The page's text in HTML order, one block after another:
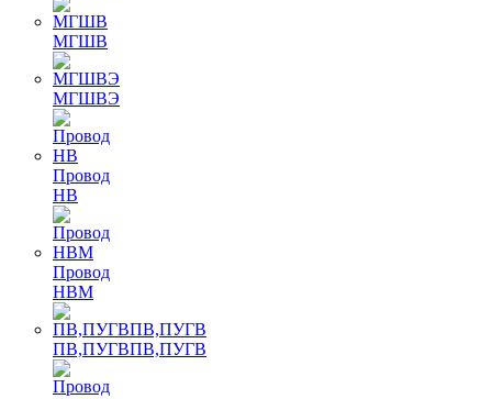
МГШВ
МГШВЭ
Провод
НВ
Провод
НВМ
ПВ,ПУГВПВ,ПУГВ